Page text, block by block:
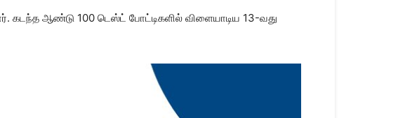
ஆண்டு 100 டெஸ்ட் போட்டிகளில் விளையாடிய 13-வது